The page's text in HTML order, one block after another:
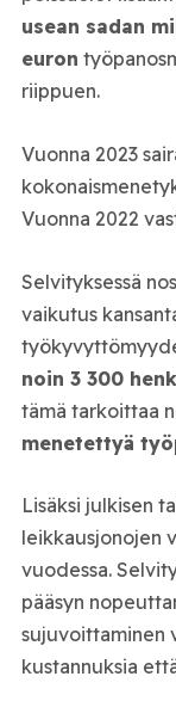
usean sadan
euron
riippuen.
Vuonna 2023
Vuonna 2022
Selvityksessä
vaikutus
noin 3 300
tämä tarkoittaa
menetettyä
Lisäksi julkisen
leikkausjonojen
vuodessa.
pääsyn
sujuvoittaminen
kustannuksia